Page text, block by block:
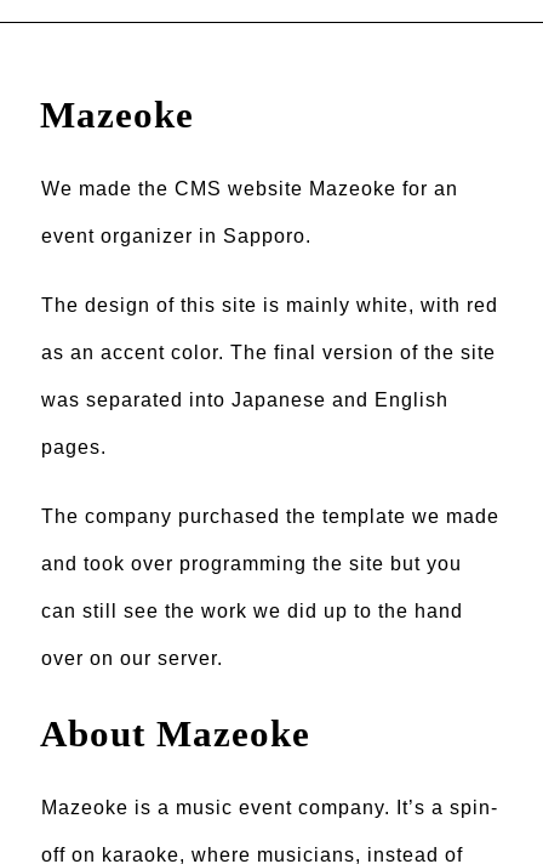
Mazeoke
We made the CMS website Mazeoke for an
event organizer in Sapporo.
The design of this site is mainly white, with red
as an accent color. The final version of the site
was separated into Japanese and English
pages.
The company purchased the template we made
and took over programming the site but you
can still see the work we did up to the hand
over on our server.
About Mazeoke
Mazeoke is a music event company. It’s a spin-
off on karaoke, where musicians, instead of